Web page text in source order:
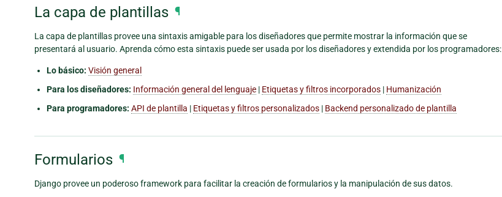
La capa de plantillas ¶
La capa de plantillas provee una sintaxis amigable para los diseñadores que permite mostrar la información que se
presentará al usuario. Aprenda cómo esta sintaxis puede ser usada por los diseñadores y extendida por los programadores:
Lo básico: Visión general
Para los diseñadores: Información general del lenguaje | Etiquetas y filtros incorporados | Humanización
Para programadores: API de plantilla | Etiquetas y filtros personalizados | Backend personalizado de plantilla
Formularios ¶
Django provee un poderoso framework para facilitar la creación de formularios y la manipulación de sus datos.